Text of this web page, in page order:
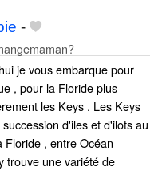
-
je vous embarque pour
, pour la Floride plus
les Keys . Les Keys
d'iles et d'ilots au
Floride , entre Océan
trouve une variété de